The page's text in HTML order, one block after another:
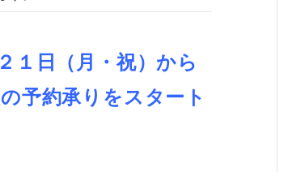
１日（月・祝）から
予約承りをスタート